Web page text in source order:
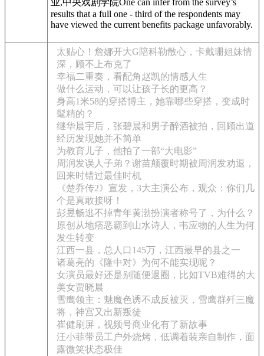
业,中央戏剧学院One can infer from the survey’s
results that a full one - third of the respondents may
have viewed the current benefits package unfavorably.
太贴心！詹娜开大G陪科勒散心，卡戴珊姐妹情
深，顾不上布克了
幸福二重奏，看配角赵凯的情感人生
做什么运动，可以让孩子长的更高？
身高1米58的穿搭博主，她靠哪些穿搭，变成时
髦精的？
继华晨宇后，张碧晨和男子醉酒被拍，回顾出道
经历发现她并不简单
为教育儿子，他拍了一部“大电影”
周润发误人子弟？谢苗颠覆时期被周润发劝退，
回来时错过最佳时机
《楚乔传2》宣发，3大主演公布，观众：你们几
个是真敢接呀！
彭昱畅逃不掉青年黄渤扮演者称号了，为什么？
原创从地痞恶霸到山水诗人，韦应物的人生为何
发生转变
江西一县，总人口145万，江西最早的县之一
诸葛亮的《隆中对》为何不能实现呢？
女演员最好还是别随便退圈，比如TVB难得的大
美女贾晓晨
雪鹰领主：魅魔色诱不成反被灭，雪鹰群歼三魔
将，神宫又出新叛徒
崔健刷屏，视频号商业化有了新故事
汪小菲带员工户外烧烤，低调着装亲自制作，面
露微笑状态极佳